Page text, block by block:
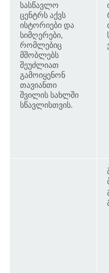
სასწავლო
ცენტრს აქვს
ისტორიები და
სიმღერები,
რომლებიც
მშობლებს
შეუძლიათ
გამოიყენონ
თავიანთი
შვილის სახლში
სწავლისთვის.